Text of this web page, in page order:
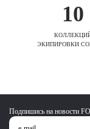
10
ЭКИПИРОВКИ
Подпишись на новости